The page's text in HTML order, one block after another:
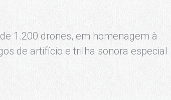
1.200 drones, em homenagem à
de artifício e trilha sonora especial